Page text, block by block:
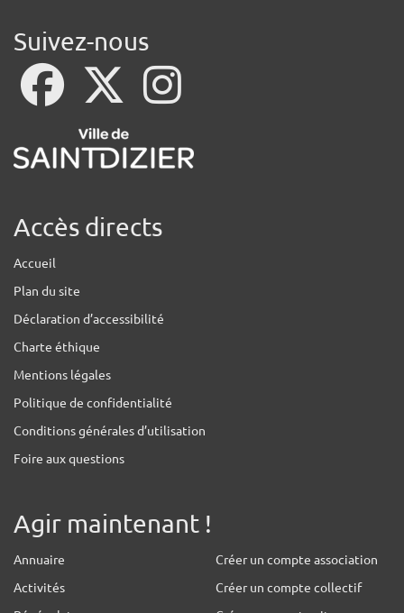
Suivez-nous
Accès directs
Accueil
Plan du site
Déclaration d’accessibilité
Charte éthique
Mentions légales
Politique de confidentialité
Conditions générales d’utilisation
Foire aux questions
Agir maintenant !
Annuaire
Activités
Créer un compte association
Créer un compte collectif